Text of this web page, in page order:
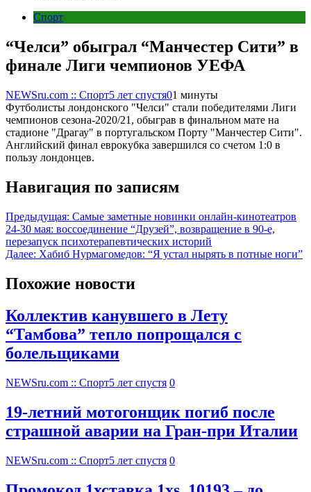
Спорт
“Челси” обыграл “Манчестер Сити” в
финале Лиги чемпионов УЕФА
NEWSru.com :: Спорт5 лет спустя01 минуты
Футболисты лондонского "Челси" стали победителями Лиги
чемпионов сезона-2020/21, обыграв в финальном мате на
стадионе "Драгау" в португальском Порту "Манчестер Сити".
Английский финал еврокубка завершился со счетом 1:0 в
пользу лондонцев.
Навигация по записям
Предыдущая: Самые заметные новинки онлайн-кинотеатров
24-30 мая: воссоединение “Друзей”, возвращение в 90-е,
перезапуск психотерапевтических историй
Далее: Хабиб Нурмагомедов: “Я устал нырять в потные ноги”
Похожие новости
Коллектив канувшего в Лету
“Тамбова” тепло попрощался с
болельщиками
NEWSru.com :: Спорт5 лет спустя 0
19-летний мотогонщик погиб после
страшной аварии на Гран-при Италии
NEWSru.com :: Спорт5 лет спустя 0